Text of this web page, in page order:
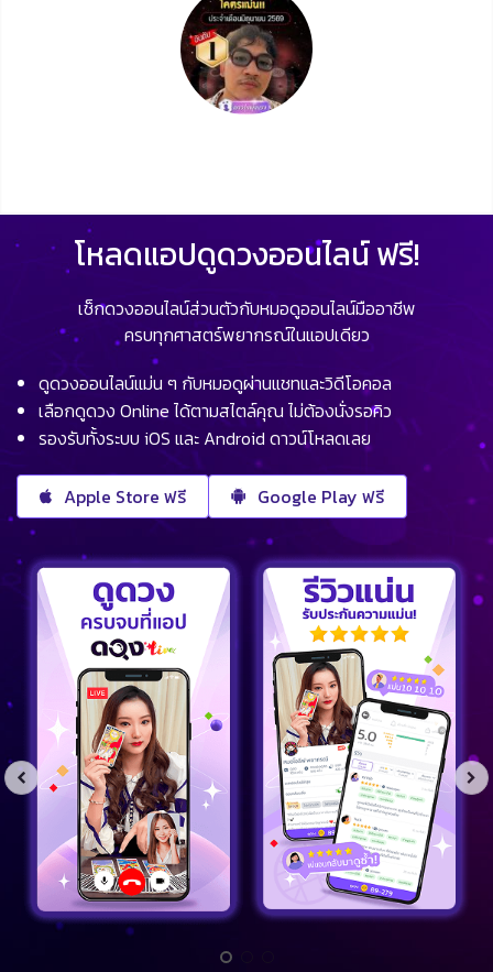
โหลดแอปดูดวงออนไลน์ ฟรี!
เช็กดวงออนไลน์ส่วนตัวกับหมอดูออนไลน์มืออาชีพ
ครบทุกศาสตร์พยากรณ์ในแอปเดียว
ดูดวงออนไลน์แม่น ๆ กับหมอดูผ่านแชทและวิดีโอคอล
เลือกดูดวง Online ได้ตามสไตล์คุณ ไม่ต้องนั่งรอคิว
รองรับทั้งระบบ iOS และ Android ดาวน์โหลดเลย
Apple Store ฟรี Google Play ฟรี